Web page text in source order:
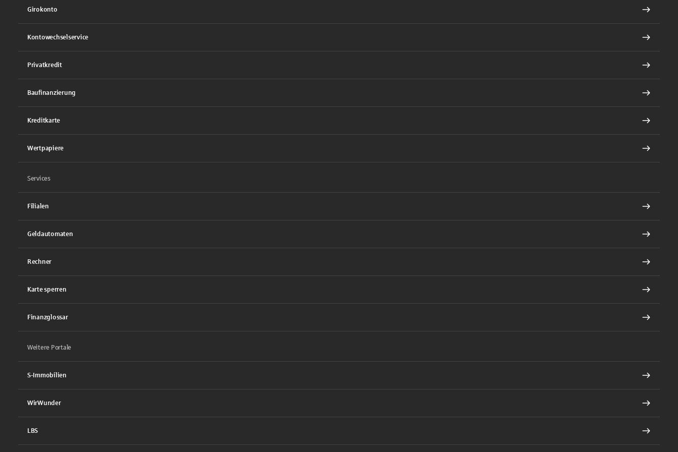
Girokonto
Kontowechselservice
Privatkredit
Baufinanzierung
Kreditkarte
Wertpapiere
Services
Filialen
Geldautomaten
Rechner
Karte sperren
Finanzglossar
Weitere Portale
S-Immobilien
WirWunder
LBS